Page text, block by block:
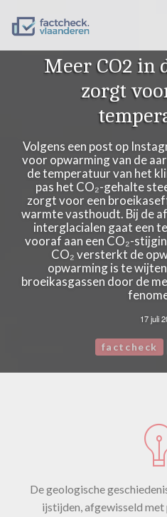
Meer CO2 in
zorgt
Volgens een post op
voor opwarming van de
de temperatuur van het
pas het CO₂-gehalte
zorgt voor een
warmte vasthoudt. Bij de
interglacialen gaat een
vooraf aan een CO₂-
CO₂ versterkt de
opwarming is te
broeikasgassen door de
17 juli
factcheck
De geologische
ijstijden, afgewisseld